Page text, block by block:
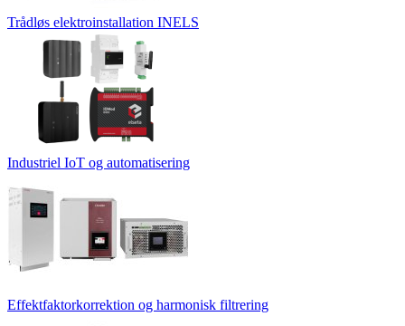
Trådløs elektroinstallation INELS
Industriel IoT og automatisering
Effektfaktorkorrektion og harmonisk filtrering